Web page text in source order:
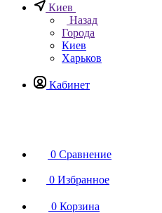
Киев
Назад
Города
Киев
Харьков
Кабинет
0 Сравнение
0 Избранное
0 Корзина